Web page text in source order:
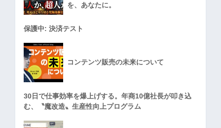
を、あなたに。
保護中: 決済テスト
コンテンツ販売の未来について
30日で仕事効率を爆上げする。年商10億社長が叩き込
む、〝魔改造〟生産性向上プログラム